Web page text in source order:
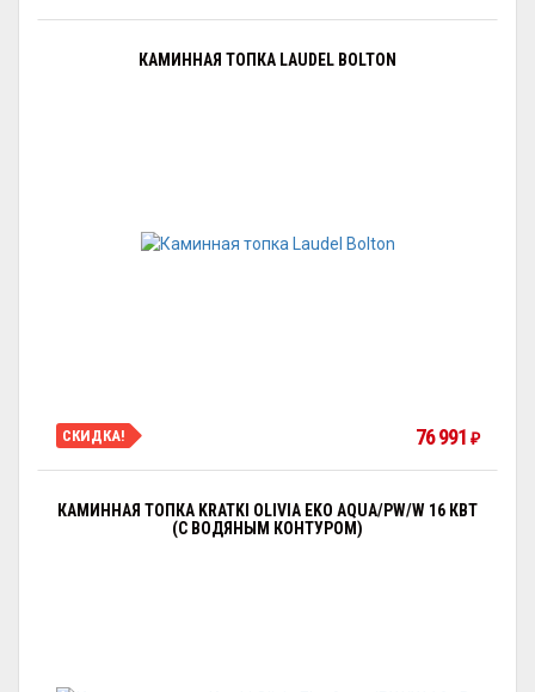
КАМИННАЯ ТОПКА LAUDEL BOLTON
СКИДКА! 76 991 ₽
КАМИННАЯ ТОПКА KRATKI OLIVIA EKO AQUA/PW/W 16 КВТ
(С ВОДЯНЫМ КОНТУРОМ)